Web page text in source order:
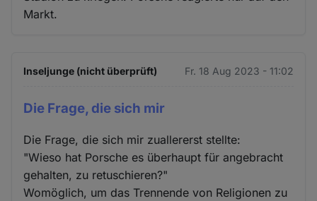
Markt.
Inseljunge (nicht überprüft) Fr. 18 Aug 2023 - 11:02
Die Frage, die sich mir
Die Frage, die sich mir zuallererst stellte:
"Wieso hat Porsche es überhaupt für angebracht
gehalten, zu retuschieren?"
Womöglich, um das Trennende von Religionen zu